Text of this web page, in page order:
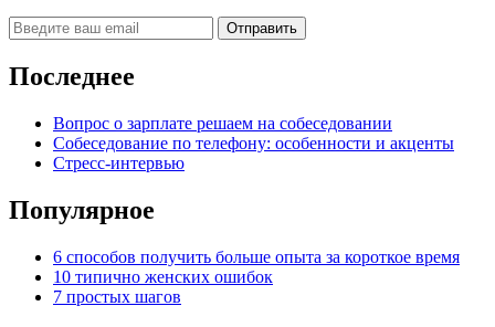
Последнее
Вопрос о зарплате решаем на собеседовании
Собеседование по телефону: особенности и акценты
Стресс-интервью
Популярное
6 способов получить больше опыта за короткое время
10 типично женских ошибок
7 простых шагов